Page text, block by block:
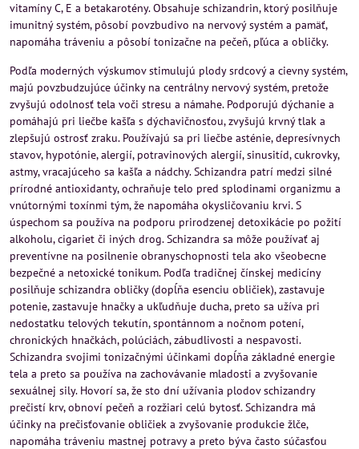
vitamíny C, E a betakarotény. Obsahuje schizandrin, ktorý posilňuje
imunitný systém, pôsobí povzbudivo na nervový systém a pamäť,
napomáha tráveniu a pôsobí tonizačne na pečeň, pľúca a obličky.
Podľa moderných výskumov stimulujú plody srdcový a cievny systém,
majú povzbudzujúce účinky na centrálny nervový systém, pretože
zvyšujú odolnosť tela voči stresu a námahe. Podporujú dýchanie a
pomáhajú pri liečbe kašľa s dýchavičnosťou, zvyšujú krvný tlak a
zlepšujú ostrosť zraku. Používajú sa pri liečbe asténie, depresívnych
stavov, hypotónie, alergií, potravinových alergií, sinusitíd, cukrovky,
astmy, vracajúceho sa kašľa a nádchy. Schizandra patrí medzi silné
prírodné antioxidanty, ochraňuje telo pred splodinami organizmu a
vnútornými toxínmi tým, že napomáha okysličovaniu krvi. S
úspechom sa používa na podporu prirodzenej detoxikácie po požití
alkoholu, cigariet či iných drog. Schizandra sa môže používať aj
preventívne na posilnenie obranyschopnosti tela ako všeobecne
bezpečné a netoxické tonikum. Podľa tradičnej čínskej medicíny
posilňuje schizandra obličky (dopĺňa esenciu obličiek), zastavuje
potenie, zastavuje hnačky a ukľudňuje ducha, preto sa užíva pri
nedostatku telových tekutín, spontánnom a nočnom potení,
chronických hnačkách, polúciách, zábudlivosti a nespavosti.
Schizandra svojimi tonizačnými účinkami dopĺňa základné energie
tela a preto sa používa na zachovávanie mladosti a zvyšovanie
sexuálnej sily. Hovorí sa, že sto dní užívania plodov schizandry
prečistí krv, obnoví pečeň a rozžiari celú bytosť. Schizandra má
účinky na prečisťovanie obličiek a zvyšovanie produkcie žlče,
napomáha tráveniu mastnej potravy a preto býva často súčasťou